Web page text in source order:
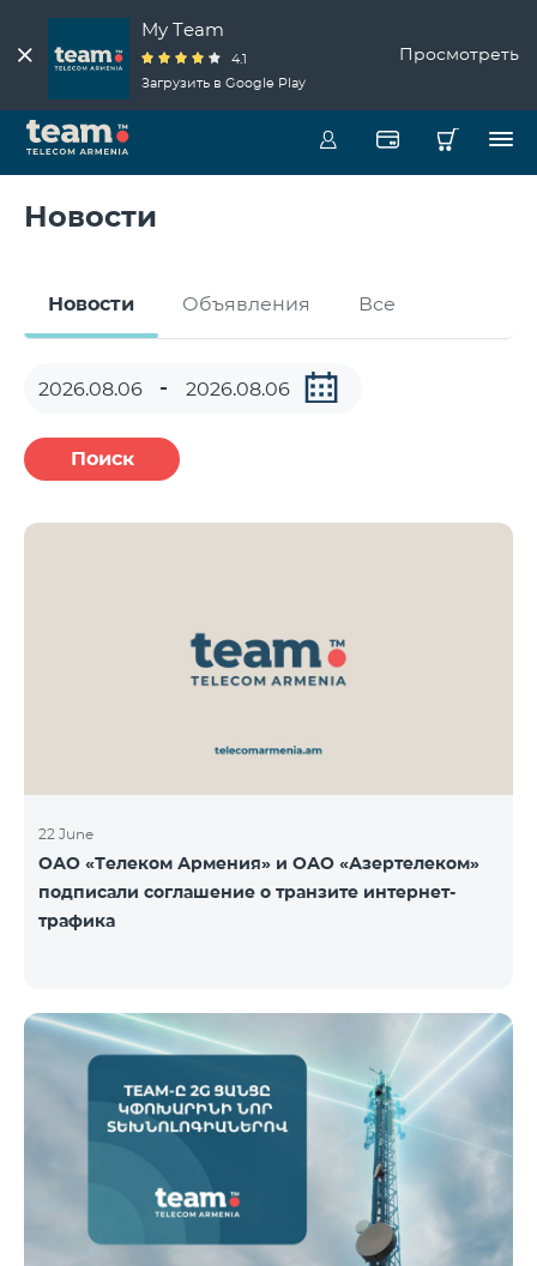
My Team
4.1
Загрузить в Google Play
Просмотреть
Новости
Новости Объявления Все
Поиск
22 June
ОАО «Телеком Армения» и ОАО «Азертелеком»
подписали соглашение о транзите интернет-
трафика